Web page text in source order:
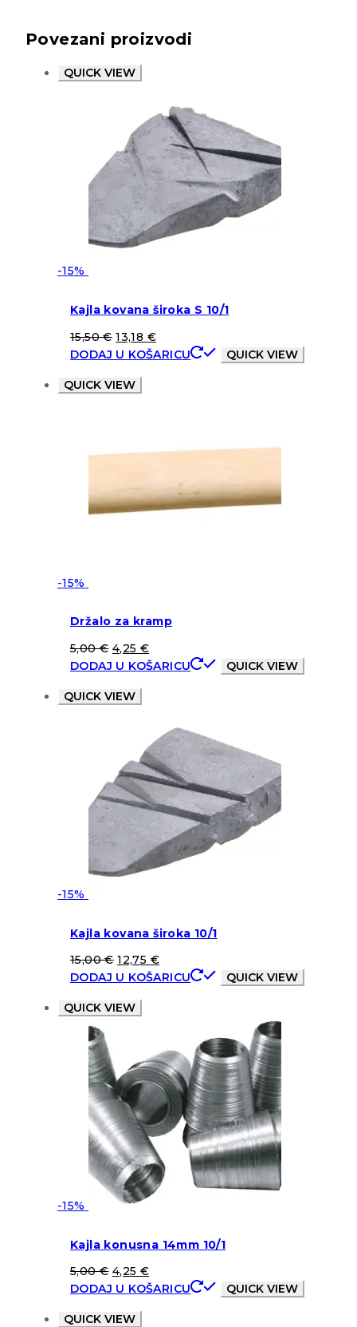
Povezani proizvodi
QUICK VIEW
-15%
Kajla kovana široka S 10/1
15,50€ 13,18 €
DODAJ U KOŠARICU
QUICK VIEW
QUICK VIEW
-15%
Držalo za kramp
5,00€ 4,25 €
DODAJ U KOŠARICU
QUICK VIEW
QUICK VIEW
-15%
Kajla kovana široka 10/1
15,00€ 12,75 €
DODAJ U KOŠARICU
QUICK VIEW
QUICK VIEW
-15%
Kajla konusna 14mm 10/1
5,00€ 4,25 €
DODAJ U KOŠARICU
QUICK VIEW
QUICK VIEW